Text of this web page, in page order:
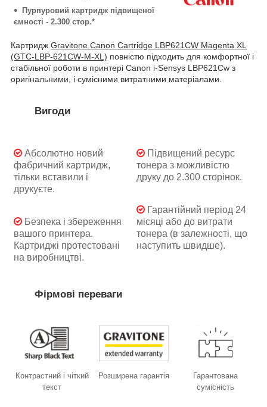
Пурпуровий картридж підвищеної
ємності - 2.300 стор.*
Картридж Gravitone Canon Cartridge LBP621CW Magenta XL
(GTC-LBP-621CW-M-XL) повністю підходить для комфортної і
стабільної роботи в принтері Canon i-Sensys LBP621Cw з
оригінальними, і сумісними витратними матеріалами.
Вигоди
Абсолютно новий
фабричний картридж,
тільки вставили і
друкуєте.
Безпека і збереження
вашого принтера.
Картриджі протестовані
на виробництві.
Підвищений ресурс
тонера з можливістю
друку до 2.300 сторінок.
Гарантійний період 24
місяці або до витрати
тонера (в залежності, що
наступить швидше).
Фірмові переваги
Контрастний і чіткий
текст
Розширена гарантія
Гарантована
сумісність